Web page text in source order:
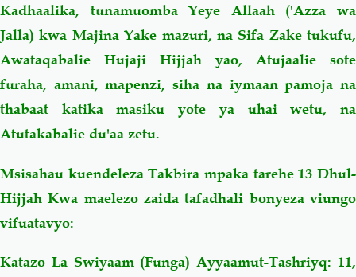
Kadhaalika, tunamuomba Yeye Allaah ('Azza wa
Jalla) kwa Majina Yake mazuri, na Sifa Zake tukufu,
Awataqabalie Hujaji Hijjah yao, Atujaalie sote
furaha, amani, mapenzi, siha na iymaan pamoja na
thabaat katika masiku yote ya uhai wetu, na
Atutakabalie du'aa zetu.
Msisahau kuendeleza Takbira mpaka tarehe 13 Dhul-
Hijjah Kwa maelezo zaida tafadhali bonyeza viungo
vifuatavyo:
Katazo La Swiyaam (Funga) Ayyaamut-Tashriyq: 11,